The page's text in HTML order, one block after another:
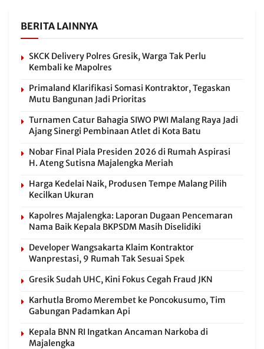
BERITA LAINNYA
SKCK Delivery Polres Gresik, Warga Tak Perlu
Kembali ke Mapolres
Primaland Klarifikasi Somasi Kontraktor, Tegaskan
Mutu Bangunan Jadi Prioritas
Turnamen Catur Bahagia SIWO PWI Malang Raya Jadi
Ajang Sinergi Pembinaan Atlet di Kota Batu
Nobar Final Piala Presiden 2026 di Rumah Aspirasi
H. Ateng Sutisna Majalengka Meriah
Harga Kedelai Naik, Produsen Tempe Malang Pilih
Kecilkan Ukuran
Kapolres Majalengka: Laporan Dugaan Pencemaran
Nama Baik Kepala BKPSDM Masih Diselidiki
Developer Wangsakarta Klaim Kontraktor
Wanprestasi, 9 Rumah Tak Sesuai Spek
Gresik Sudah UHC, Kini Fokus Cegah Fraud JKN
Karhutla Bromo Merembet ke Poncokusumo, Tim
Gabungan Padamkan Api
Kepala BNN RI Ingatkan Ancaman Narkoba di
Majalengka